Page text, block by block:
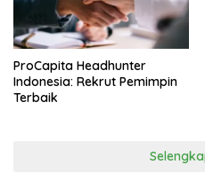
ProCapita Headhunter
Indonesia: Rekrut Pemimpin
Terbaik